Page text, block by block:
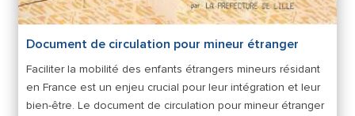
Document de circulation pour mineur étranger
Faciliter la mobilité des enfants étrangers mineurs résidant
en France est un enjeu crucial pour leur intégration et leur
bien-être. Le document de circulation pour mineur étranger